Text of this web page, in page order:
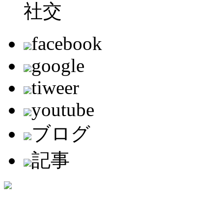
社交
facebook
google
tiweer
youtube
ブログ
記事